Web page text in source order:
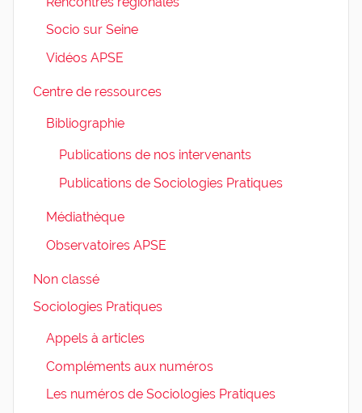
Socio sur Seine
Vidéos APSE
Centre de ressources
Bibliographie
Publications de nos intervenants
Publications de Sociologies Pratiques
Médiathèque
Observatoires APSE
Non classé
Sociologies Pratiques
Appels à articles
Compléments aux numéros
Les numéros de Sociologies Pratiques